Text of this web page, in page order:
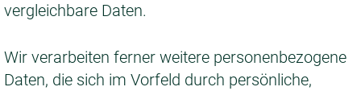
vergleichbare Daten.
Wir verarbeiten ferner weitere personenbezogene
Daten, die sich im Vorfeld durch persönliche,